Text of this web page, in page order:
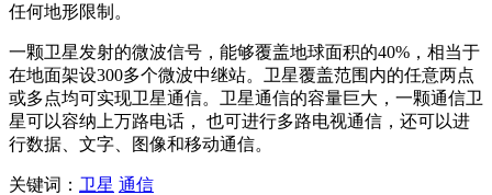
任何地形限制。
一颗卫星发射的微波信号，能够覆盖地球面积的40%，相当于
在地面架设300多个微波中继站。卫星覆盖范围内的任意两点
或多点均可实现卫星通信。卫星通信的容量巨大，一颗通信卫
星可以容纳上万路电话， 也可进行多路电视通信，还可以进
行数据、文字、图像和移动通信。
关键词： 卫星 通信